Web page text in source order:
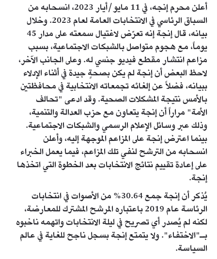
أعلن محرم إنجه، في 11 مايو/أيار 2023، انسحابه من
السباق الرئاسي في الانتخابات العامة لعام 2023. وخلال
بيانه، قال إنجة إنه تعرّض لاغتيال سمعته على مدار 45
يوماً، مع هجوم متواصل بالشبكات الاجتماعية، بسبب
مزاعم انتشار مقطع فيديو جنسي له. وعلى الجانب الآخر،
لاحظ البعض أن إنجة لم يكن بصحةٍ جيدة في أثناء الإدلاء
ببيانه، فضلاً عن إلغائه تجمعاته الانتخابية في محافظتين
بالأمس نتيجة المشكلات الصحية. وقد ادعى "تحالف
الأمة" مراراً أن إنجة يتعاون مع حزب العدالة والتنمية،
وذلك عبر وسائل الإعلام الرسمي والشبكات الاجتماعية.
بينما اعترض إنجة على المزاعم الموجهة إليه، وأعلن
انسحابه من الترشح لنفي تلك المزاعم، فيما يعمل الخبراء
على إعادة تقييم نتائج الانتخابات بعد الخطوة التي اتخذها
إنجة.
يُذكر أن إنجة جمع 30.64% من الأصوات في انتخابات
الرئاسة عام 2019 باعتباره المرشح المشترك للمعارضة،
لكنه لم يُصدر أي تصريح في ليلة الانتخابات واتهمه ناخبوه
بـ"الاختفاء". ولا يتمتع إنجة بسجل ناجح للغاية في عالم
السياسة.